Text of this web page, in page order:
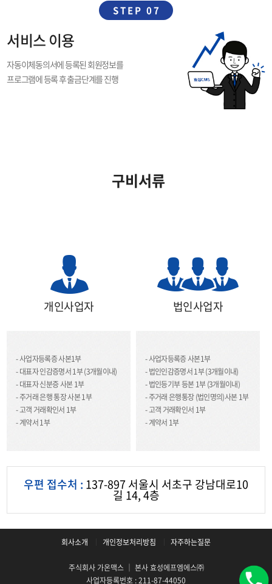
STEP 07
서비스 이용
자동이체동의서에 등록된 회원정보를
프로그램에 등록 후 출금단계를 진행
구비서류
개인사업자
- 사업자등록증 사본1부
- 대표자 인감증명서 1부 (3개월이내)
- 대표자 신분증 사본 1부
- 주거래 은행 통장 사본 1부
- 고객 거래확인서 1부
- 계약서 1부
법인사업자
- 사업자등록증 사본1부
- 법인인감증명서 1부 (3개월이내)
- 법인등기부 등본 1부 (3개월이내)
- 주거래 은행통장 (법인명의)사본 1부
- 고객 거래확인서 1부
- 계약서 1부
우편 접수처 : 137-897 서울시 서초구 강남대로10
길 14, 4층
회사소개 개인정보처리방침 자주하는질문
주식회사 가온맥스 │ 본사 효성에프엠에스㈜
사업자등록번호 : 211-87-44050